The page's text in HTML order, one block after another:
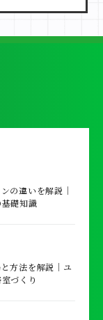
の違いを解説｜
礎知識
方法を解説｜ユ
づくり